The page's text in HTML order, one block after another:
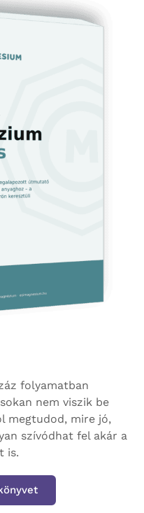
folyamatban
nem viszik be
megtudod, mire jó,
szívódhat fel akár a
is.